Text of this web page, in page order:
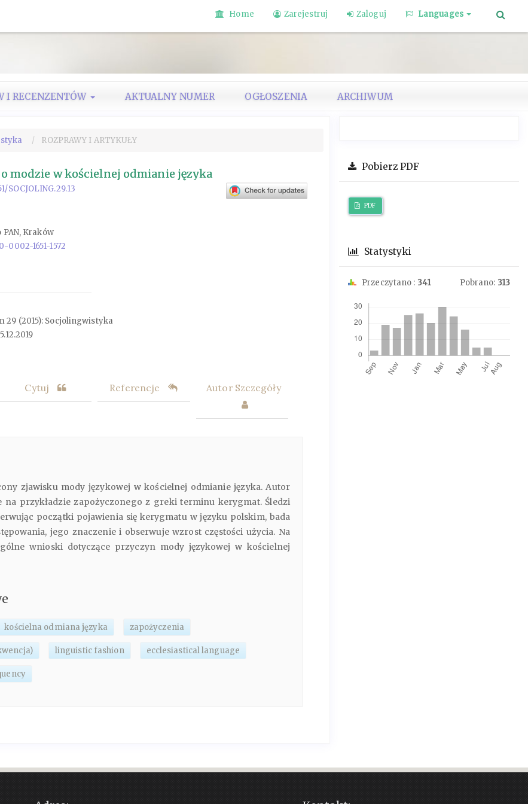
Home Zarejestruj Zaloguj Languages
I RECENZENTÓW AKTUALNY NUMER OGŁOSZENIA ARCHIWUM
ROZPRAWY I ARTYKUŁY
modzie w kościelnej odmianie języka
SOCJOLING.29.13
Kraków
1651-1572
29 (2015): Socjolingwistyka
5.12.2019
Cytuj Referencje Autor Szczegóły
zjawisku mody językowej w kościelnej odmianie języka. Autor
na przykładzie zapożyczonego z greki terminu kerygmat. Śledzi
początki pojawienia się kerygmatu w języku polskim, bada
jego znaczenie i obserwuje wzrost częstości użycia. Na
wnioski dotyczące przyczyn mody językowej w kościelnej
kościelna odmiana języka zapożyczenia
linguistic fashion ecclesiastical language
Pobierz PDF
PDF
Statystyki
Przeczytano : 341 Pobrano: 313